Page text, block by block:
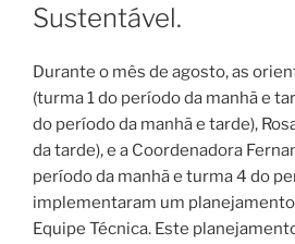
Sustentável.
Durante o mês de agosto, as
(turma 1 do período da manhã e
do período da manhã e tarde),
da tarde), e a Coordenadora
período da manhã e turma 4 do
implementaram um
Equipe Técnica. Este